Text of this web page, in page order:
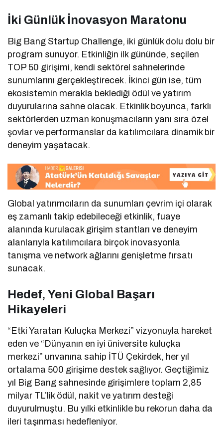
İki Günlük İnovasyon Maratonu
Big Bang Startup Challenge, iki günlük dolu dolu bir
program sunuyor. Etkinliğin ilk gününde, seçilen
TOP 50 girişimi, kendi sektörel sahnelerinde
sunumlarını gerçekleştirecek. İkinci gün ise, tüm
ekosistemin merakla beklediği ödül ve yatırım
duyurularına sahne olacak. Etkinlik boyunca, farklı
sektörlerden uzman konuşmacıların yanı sıra özel
şovlar ve performanslar da katılımcılara dinamik bir
deneyim yaşatacak.
Global yatırımcıların da sunumları çevrim içi olarak
eş zamanlı takip edebileceği etkinlik, fuaye
alanında kurulacak girişim stantları ve deneyim
alanlarıyla katılımcılara birçok inovasyonla
tanışma ve network ağlarını genişletme fırsatı
sunacak.
Hedef, Yeni Global Başarı
Hikayeleri
“Etki Yaratan Kuluçka Merkezi” vizyonuyla hareket
eden ve “Dünyanın en iyi üniversite kuluçka
merkezi” unvanına sahip İTÜ Çekirdek, her yıl
ortalama 500 girişime destek sağlıyor. Geçtiğimiz
yıl Big Bang sahnesinde girişimlere toplam 2,85
milyar TL’lik ödül, nakit ve yatırım desteği
duyurulmuştu. Bu yılki etkinlikle bu rekorun daha da
ileri taşınması hedefleniyor.